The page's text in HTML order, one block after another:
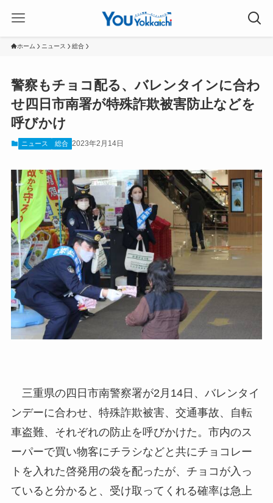
ホーム ニュース 総合
警察もチョコ配る、バレンタインに合わ
せ四日市南署が特殊詐欺被害防止などを
呼びかけ
ニュース 総合 2023年2月14日
三重県の四日市南警察署が2月14日、バレンタイ
ンデーに合わせ、特殊詐欺被害、交通事故、自転
車盗難、それぞれの防止を呼びかけた。市内のス
ーパーで買い物客にチラシなどと共にチョコレー
トを入れた啓発用の袋を配ったが、チョコが入っ
ていると分かると、受け取ってくれる確率は急上